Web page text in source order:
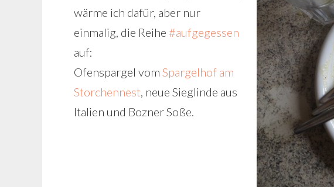
wärme ich dafür, aber nur
einmalig, die Reihe #aufgegessen
auf:
Ofenspargel vom Spargelhof am
Storchennest, neue Sieglinde aus
Italien und Bozner Soße.